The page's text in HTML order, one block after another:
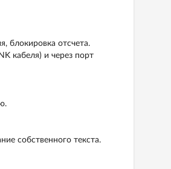
блокировка отсчета.
кабеля) и через порт
собственного текста.